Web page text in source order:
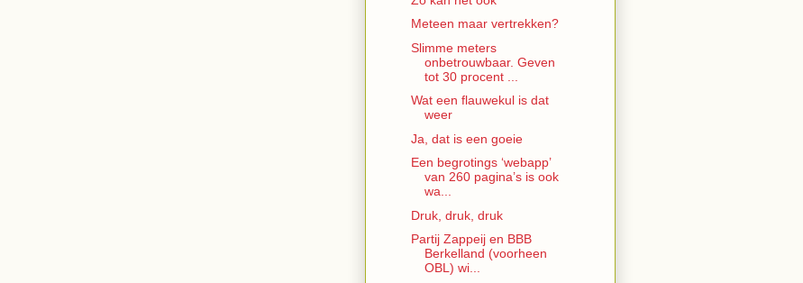
Meteen maar vertrekken?
Slimme meters
onbetrouwbaar. Geven
tot 30 procent ...
Wat een flauwekul is dat
weer
Ja, dat is een goeie
Een begrotings ‘webapp’
van 260 pagina’s is ook
wa...
Druk, druk, druk
Partij Zappeij en BBB
Berkelland (voorheen
OBL) wi...